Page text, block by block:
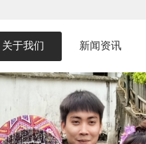
关于我们 新闻资讯